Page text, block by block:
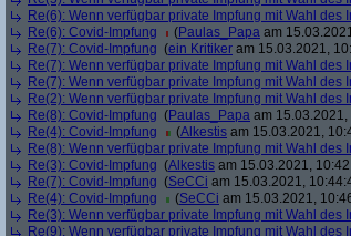
Re(6): Wenn verfügbar private Impfung mit Wahl des
Re(6): Covid-Impfung
(Paulas_Papa am
Re(7): Covid-Impfung (ein Kritiker am 15.03.2021,
Re(7): Wenn verfügbar private Impfung mit Wahl des
Re(7): Wenn verfügbar private Impfung mit Wahl des
Re(2): Wenn verfügbar private Impfung mit Wahl des
Re(8): Covid-Impfung (Paulas_Papa am 15.03.2021,
Re(4): Covid-Impfung
(Alkestis am 15.03.2021,
Re(8): Wenn verfügbar private Impfung mit Wahl des
Re(3): Covid-Impfung (Alkestis am 15.03.2021,
Re(7): Covid-Impfung (SeCCi am 15.03.2021,
Re(4): Covid-Impfung
(SeCCi am 15.03.2021,
Re(3): Wenn verfügbar private Impfung mit Wahl des
Re(9): Wenn verfügbar private Impfung mit Wahl des